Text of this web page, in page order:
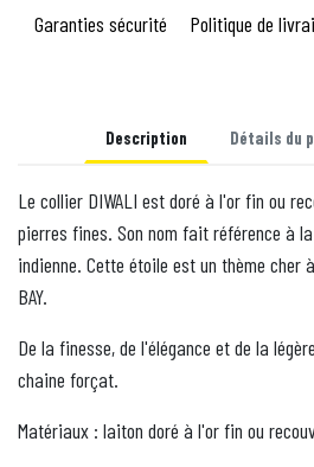
Garanties sécurité Politique de
Description Détails du
Le collier DIWALI est doré à l'or fin ou
pierres fines. Son nom fait référence à
indienne. Cette étoile est un thème cher
BAY.
De la finesse, de l'élégance et de la
chaine forçat.
Matériaux : laiton doré à l'or fin ou